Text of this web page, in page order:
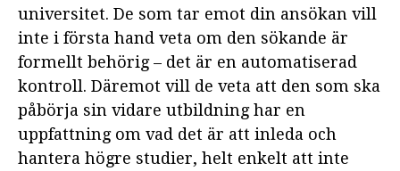
universitet. De som tar emot din ansökan vill
inte i första hand veta om den sökande är
formellt behörig – det är en automatiserad
kontroll. Däremot vill de veta att den som ska
påbörja sin vidare utbildning har en
uppfattning om vad det är att inleda och
hantera högre studier, helt enkelt att inte